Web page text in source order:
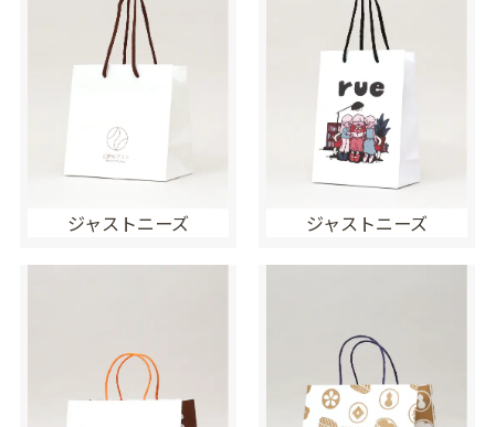
ジャストニーズ ジャストニーズ